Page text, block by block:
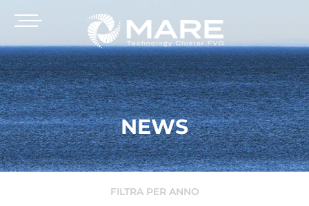
NEWS
FILTRA PER ANNO